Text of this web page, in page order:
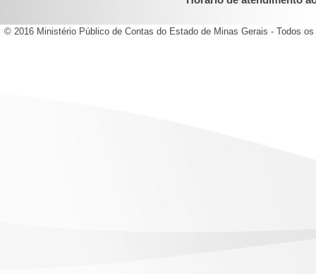
© 2016 Ministério Público de Contas do Estado de Minas Gerais - Todos